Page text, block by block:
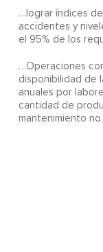
…lograr índices
accidentes y
el 95% de los
…Operaciones
disponibilidad de
anuales por
cantidad de
mantenimiento no